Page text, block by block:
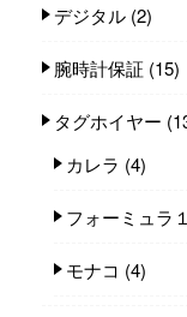
デジタル (2)
腕時計保証 (15)
タグホイヤー
カレラ (4)
フォーミュラ１
モナコ (4)